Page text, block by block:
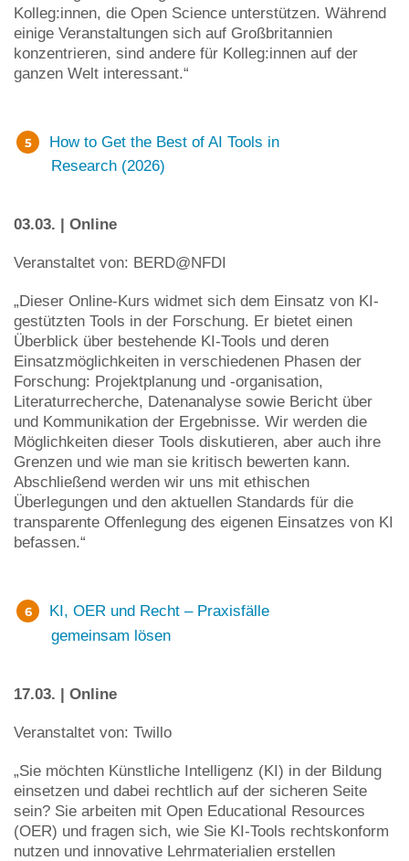
Kolleg:innen, die Open Science unterstützen. Während
einige Veranstaltungen sich auf Großbritannien
konzentrieren, sind andere für Kolleg:innen auf der
ganzen Welt interessant.“
How to Get the Best of AI Tools in
Research (2026)
03.03. | Online
Veranstaltet von: BERD@NFDI
„Dieser Online-Kurs widmet sich dem Einsatz von KI-
gestützten Tools in der Forschung. Er bietet einen
Überblick über bestehende KI-Tools und deren
Einsatzmöglichkeiten in verschiedenen Phasen der
Forschung: Projektplanung und -organisation,
Literaturrecherche, Datenanalyse sowie Bericht über
und Kommunikation der Ergebnisse. Wir werden die
Möglichkeiten dieser Tools diskutieren, aber auch ihre
Grenzen und wie man sie kritisch bewerten kann.
Abschließend werden wir uns mit ethischen
Überlegungen und den aktuellen Standards für die
transparente Offenlegung des eigenen Einsatzes von KI
befassen.“
KI, OER und Recht – Praxisfälle
gemeinsam lösen
17.03. | Online
Veranstaltet von: Twillo
„Sie möchten Künstliche Intelligenz (KI) in der Bildung
einsetzen und dabei rechtlich auf der sicheren Seite
sein? Sie arbeiten mit Open Educational Resources
(OER) und fragen sich, wie Sie KI-Tools rechtskonform
nutzen und innovative Lehrmaterialien erstellen